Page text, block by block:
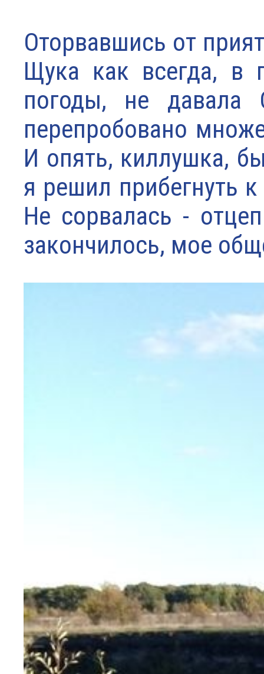
Оторвавшись от
Щука как всегда, в
погоды, не давала
перепробовано
И опять, киллушка,
я решил прибегнуть
Не сорвалась -
закончилось, мое